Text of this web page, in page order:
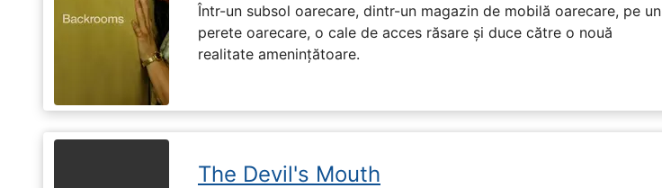
Într-un subsol oarecare, dintr-un magazin de mobilă oarecare, pe un
perete oarecare, o cale de acces răsare și duce către o nouă
realitate amenințătoare.
The Devil's Mouth